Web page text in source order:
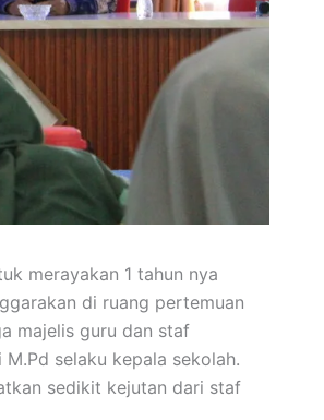
merayakan 1 tahun nya
di ruang pertemuan
majelis guru dan staf
selaku kepala sekolah.
sedikit kejutan dari staf